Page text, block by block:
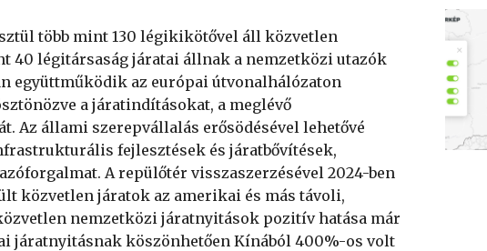
több mint 130 légikikötővel áll közvetlen
40 légitársaság járatai állnak a nemzetközi utazók
együttműködik az európai útvonalhálózaton
a járatindításokat, a meglévő
Az állami szerepvállalás erősödésével lehetővé
fejlesztések és járatbővítések,
A repülőtér visszaszerzésével 2024-ben
közvetlen járatok az amerikai és más távoli,
nemzetközi járatnyitások pozitív hatása már
járatnyitásnak köszönhetően Kínából 400%-os volt